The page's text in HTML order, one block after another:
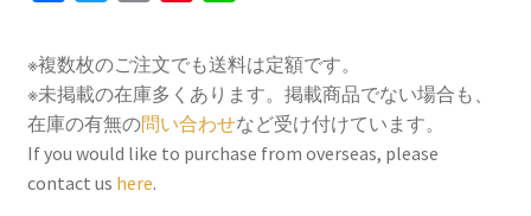
c
e
b
o
o
i
t
t
e
r
a
i
l
n
t
e
r
n
e
※複数枚のご注文でも送料は定額です。
※未掲載の在庫多くあります。掲載商品でない場合も、
在庫の有無の問い合わせなど受け付けています。
If you would like to purchase from overseas, please
contact us here.